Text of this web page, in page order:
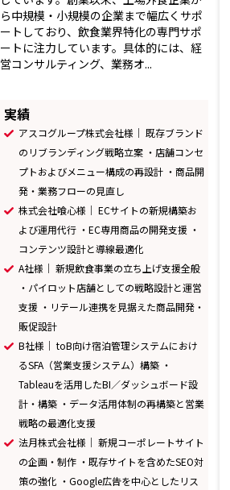
ら中規模・小規模の企業まで幅広くサポ
ートしており、飲食業界特化の専門サポ
ートに注力しています。具体的には、経
営コンサルティング、業務オ...
実績
アスコグループ株式会社様｜ 既存ブランド
のリブランディング戦略立案 ・店舗コンセ
プトおよびメニュー構成の再設計 ・商品開
発・業務フローの見直し
株式会社喰心様｜ ECサイトの新規構築お
よび運用代行 ・EC専用商品の開発支援 ・
コンテンツ設計と導線最適化
A社様｜ 新規飲食事業の立ち上げ支援全般
・パイロット店舗としての戦略設計と運営
支援 ・リテール連携を見据えた商品開発・
販促設計
B社様｜ toB向け宿泊管理システムにおけ
るSFA（営業支援システム）構築 ・
Tableauを活用したBI／ダッシュボード設
計・構築 ・データ活用体制の再構築と営業
戦略の最適化支援
法月株式会社様｜ 新規コーポレートサイト
の企画・制作 ・既存サイトを含めたSEO対
策の強化 ・Google広告を中心としたリス